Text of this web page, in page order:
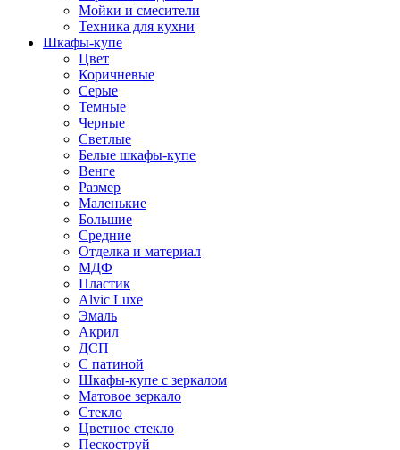
Мойки и смесители
Техника для кухни
Шкафы-купе
Цвет
Коричневые
Серые
Темные
Черные
Светлые
Белые шкафы-купе
Венге
Размер
Маленькие
Большие
Средние
Отделка и материал
МДФ
Пластик
Alvic Luxe
Эмаль
Акрил
ДСП
С патиной
Шкафы-купе с зеркалом
Матовое зеркало
Стекло
Цветное стекло
Пескоструй